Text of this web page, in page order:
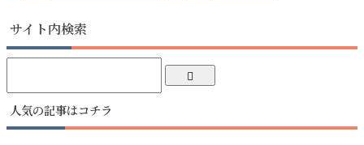
サイト内検索
人気の記事はコチラ